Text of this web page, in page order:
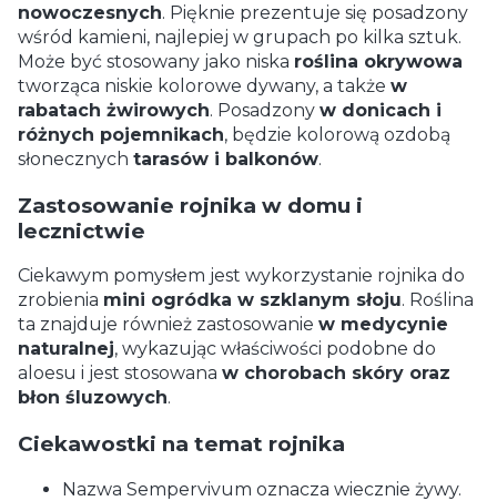
nowoczesnych. Pięknie prezentuje się posadzony
wśród kamieni, najlepiej w grupach po kilka sztuk.
Może być stosowany jako niska roślina okrywowa
tworząca niskie kolorowe dywany, a także w
rabatach żwirowych. Posadzony w donicach i
różnych pojemnikach, będzie kolorową ozdobą
słonecznych tarasów i balkonów.
Zastosowanie rojnika w domu i
lecznictwie
Ciekawym pomysłem jest wykorzystanie rojnika do
zrobienia mini ogródka w szklanym słoju. Roślina
ta znajduje również zastosowanie w medycynie
naturalnej, wykazując właściwości podobne do
aloesu i jest stosowana w chorobach skóry oraz
błon śluzowych.
Ciekawostki na temat rojnika
Nazwa Sempervivum oznacza wiecznie żywy.